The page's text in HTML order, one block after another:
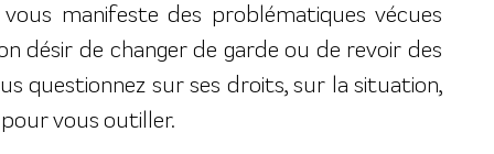
manifeste des problématiques vécues
désir de changer de garde ou de revoir des
questionnez sur ses droits, sur la situation,
vous outiller.